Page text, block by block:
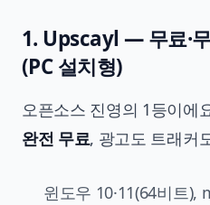
1. Upscayl — 무료·
(PC 설치형)
오픈소스 진영의 1등이에
완전 무료, 광고도 트래커
윈도우 10·11(64비트),